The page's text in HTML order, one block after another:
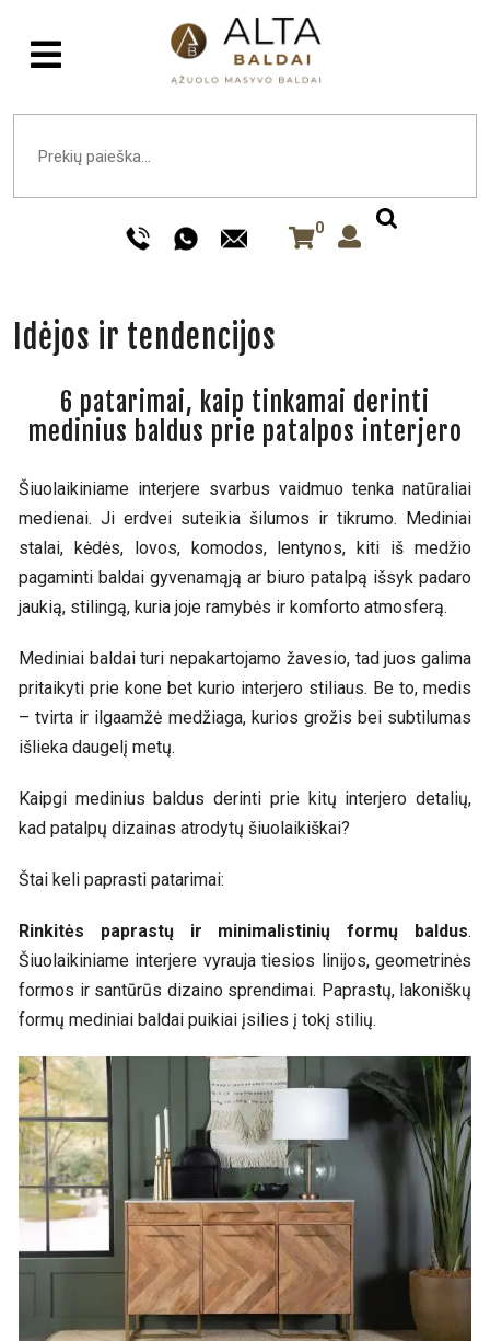
0
Idėjos ir tendencijos
6 patarimai, kaip tinkamai derinti
medinius baldus prie patalpos interjero
Šiuolaikiniame interjere svarbus vaidmuo tenka natūraliai
medienai. Ji erdvei suteikia šilumos ir tikrumo. Mediniai
stalai, kėdės, lovos, komodos, lentynos, kiti iš medžio
pagaminti baldai gyvenamąją ar biuro patalpą išsyk padaro
jaukią, stilingą, kuria joje ramybės ir komforto atmosferą.
Mediniai baldai turi nepakartojamo žavesio, tad juos galima
pritaikyti prie kone bet kurio interjero stiliaus. Be to, medis
– tvirta ir ilgaamžė medžiaga, kurios grožis bei subtilumas
išlieka daugelį metų.
Kaipgi medinius baldus derinti prie kitų interjero detalių,
kad patalpų dizainas atrodytų šiuolaikiškai?
Štai keli paprasti patarimai:
Rinkitės paprastų ir minimalistinių formų baldus.
Šiuolaikiniame interjere vyrauja tiesios linijos, geometrinės
formos ir santūrūs dizaino sprendimai. Paprastų, lakoniškų
formų mediniai baldai puikiai įsilies į tokį stilių.